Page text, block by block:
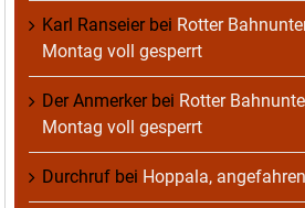
Karl Ranseierbei Rotter
Montag voll gesperrt
Der Anmerkerbei Rotter
Montag voll gesperrt
Durchruf bei Hoppala, angefahren